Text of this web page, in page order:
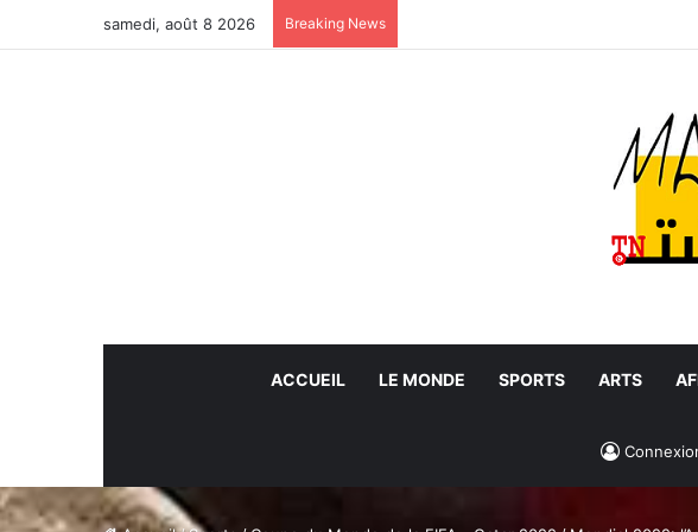
samedi, août 8 2026 Breaking News
ACCUEIL LE MONDE SPORTS ARTS